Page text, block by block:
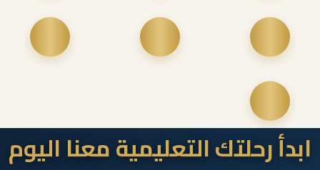
ابدأ رحلتك التعليمية معنا اليوم